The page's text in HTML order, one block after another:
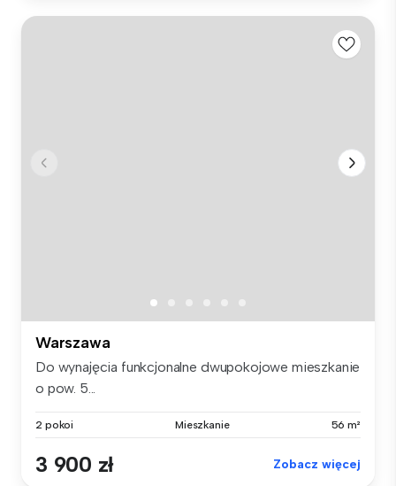
Warszawa
Do wynajęcia funkcjonalne dwupokojowe mieszkanie
o pow. 5...
2 pokoi Mieszkanie 56 m²
3 900 zł Zobacz więcej